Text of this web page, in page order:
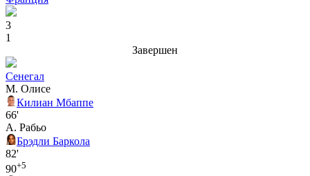
3
1
Завершен
Сенегал
М. Олисе
Килиан Мбаппе
66'
А. Рабьо
Брэдли Баркола
82'
90+5